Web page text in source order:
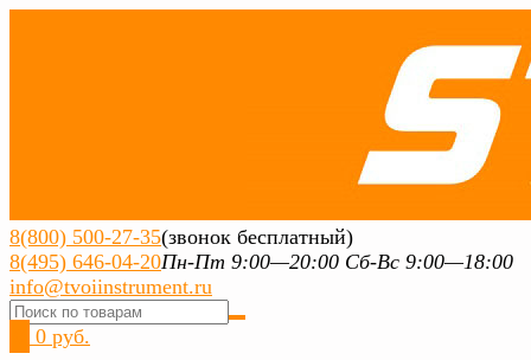
8(800) 500-27-35(звонок бесплатный)
8(495) 646-04-20Пн-Пт 9:00—20:00 Сб-Вс 9:00—18:00
info@tvoiinstrument.ru
0 руб.